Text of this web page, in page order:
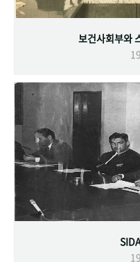
보건사회부와